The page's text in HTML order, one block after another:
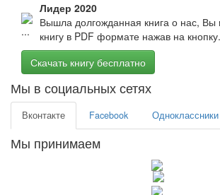
Лидер 2020
Вышла долгожданная книга о нас, Вы
книгу в PDF формате нажав на кнопку.
Скачать книгу бесплатно
Мы в социальных сетях
Вконтакте Facebook Одноклассники
Мы принимаем